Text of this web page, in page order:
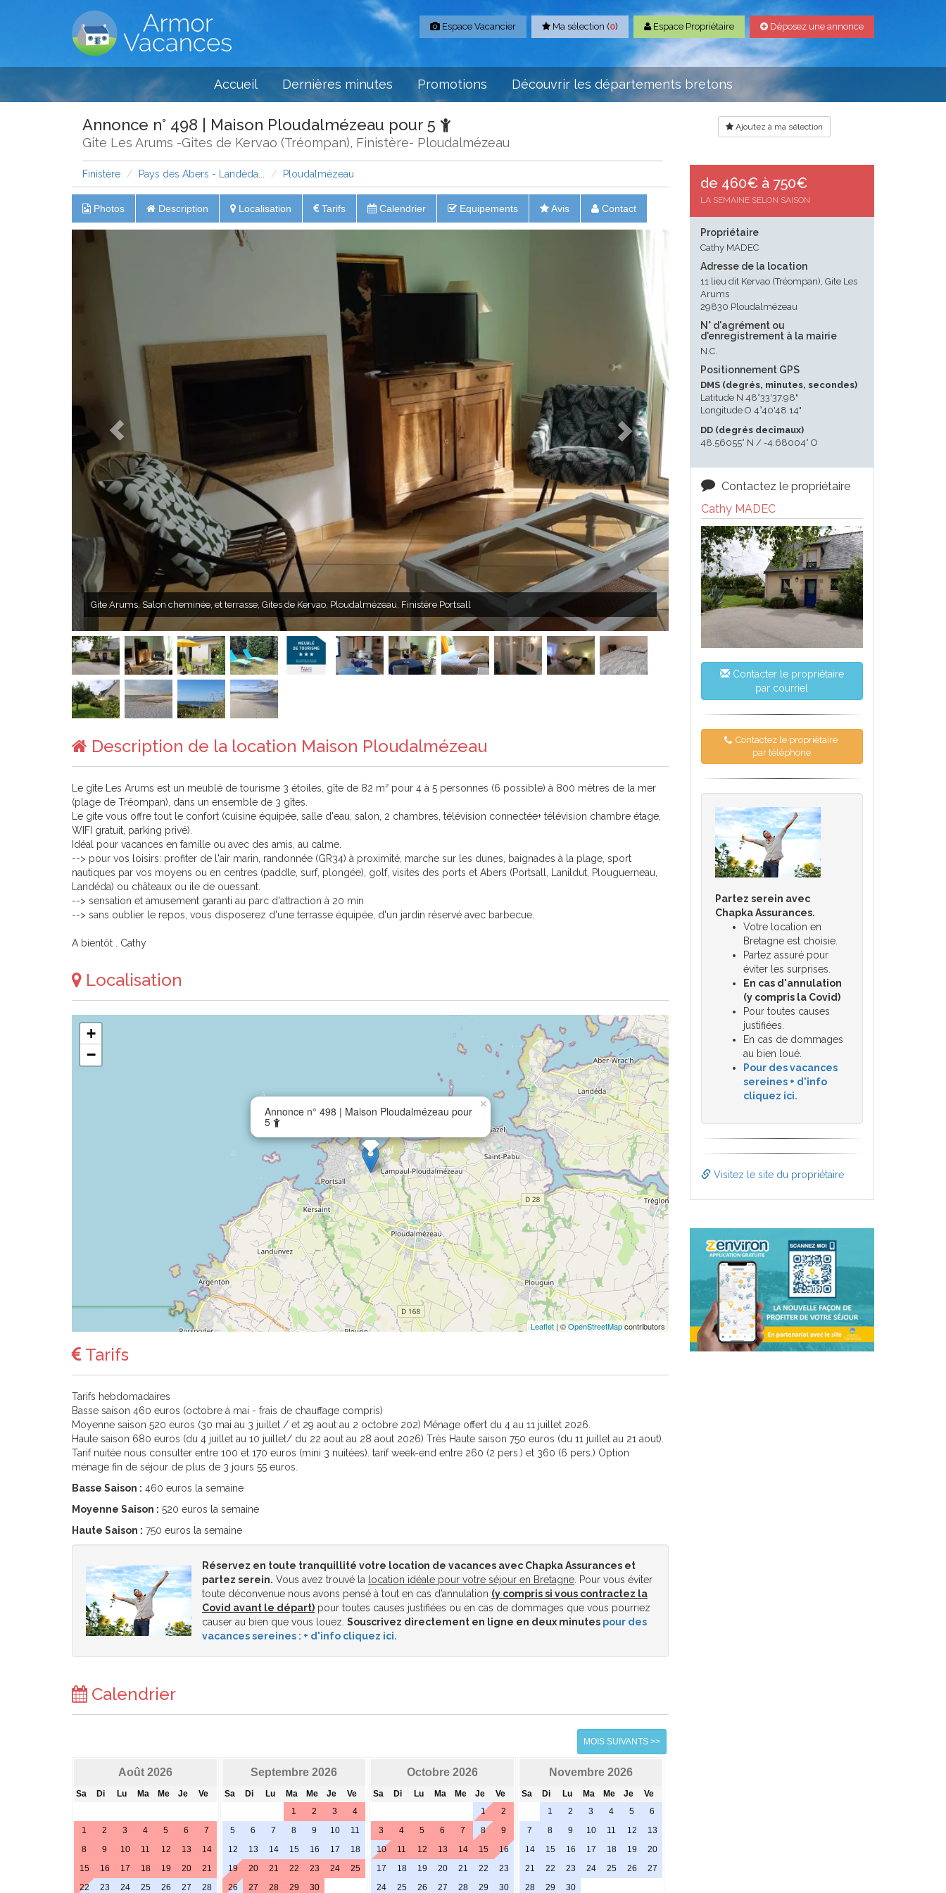
Espace Vacancier Ma sélection (0) Espace Propriétaire Déposez une annonce
Accueil Dernières minutes Promotions Découvrir les départements bretons
Annonce n° 498 | Maison Ploudalmézeau pour 5
Gite Les Arums -Gites de Kervao (Tréompan), Finistère- Ploudalmézeau
Ajoutez à ma sélection
Finistère Pays des Abers - Landéda... Ploudalmézeau
Photos Description Localisation Tarifs Calendrier Equipements Avis Contact
Gite Arums, Salon cheminée, et terrasse, Gites de Kervao, Ploudalmézeau, Finistère Portsall
Description de la location Maison Ploudalmézeau
Le gîte Les Arums est un meublé de tourisme 3 étoiles, gîte de 82 m² pour 4 à 5 personnes (6 possible) à 800 mètres de la mer
(plage de Tréompan), dans un ensemble de 3 gîtes.
Le gite vous offre tout le confort (cuisine équipée, salle d'eau, salon, 2 chambres, télévision connectée+ télévision chambre étage,
WIFI gratuit, parking privé).
Idéal pour vacances en famille ou avec des amis, au calme.
--> pour vos loisirs: profiter de l'air marin, randonnée (GR34) à proximité, marche sur les dunes, baignades à la plage, sport
nautiques par vos moyens ou en centres (paddle, surf, plongée), golf, visites des ports et Abers (Portsall, Lanildut, Plouguerneau,
Landéda) ou châteaux ou ile de ouessant.
--> sensation et amusement garanti au parc d'attraction à 20 min
--> sans oublier le repos, vous disposerez d'une terrasse équipée, d'un jardin réservé avec barbecue.
A bientôt . Cathy
Localisation
Annonce n° 498 | Maison Ploudalmézeau pour
5
×
+
−
Leaflet| ©OpenStreetMapcontributors
Tarifs
Tarifs hebdomadaires
Basse saison 460 euros (octobre à mai - frais de chauffage compris)
Moyenne saison 520 euros (30 mai au 3 juillet / et 29 aout au 2 octobre 202) Ménage offert du 4 au 11 juillet 2026.
Haute saison 680 euros (du 4 juillet au 10 juillet/ du 22 aout au 28 aout 2026) Très Haute saison 750 euros (du 11 juillet au 21 aout).
Tarif nuitée nous consulter entre 100 et 170 euros (mini 3 nuitées). tarif week-end entre 260 (2 pers.) et 360 (6 pers.) Option
ménage fin de séjour de plus de 3 jours 55 euros.
Basse Saison : 460 euros la semaine
Moyenne Saison : 520 euros la semaine
Haute Saison : 750 euros la semaine
Réservez en toute tranquillité votre location de vacances avec Chapka Assurances et
partez serein. Vous avez trouvé la location idéale pour votre séjour en Bretagne . Pour vous éviter
toute déconvenue nous avons pensé à tout en cas d’annulation (y compris si vous contractez la
Covid avant le départ) pour toutes causes justifiées ou en cas de dommages que vous pourriez
causer au bien que vous louez. Souscrivez directement en ligne en deux minutes pour des
vacances sereines : + d'info cliquez ici.
Calendrier
MOIS SUIVANTS >>
Août 2026
Sa Di Lu Ma Me Je Ve
1 2 3 4 5 6
7
8
9 10 11 12 13
14
15
16 17 18 19 20
21
22
23 24 25 26 27
28
Septembre 2026
Sa Di Lu Ma Me Je
Ve
1
2 3
4
5
6 7 8 9 10
11
12
13 14 15 16 17
18
19
20 21 22 23 24
25
26
27 28 29 30
Octobre 2026
Sa Di Lu Ma Me Je
Ve
1
2
3
4 5 6 7 8
9
10
11 12 13 14 15
16
17
18 19 20 21 22
23
24
25 26 27 28 29
30
Novembre 2026
Sa Di Lu Ma Me Je
Ve
1
2 3 4 5
6
7
8 9 10 11 12
13
14
15 16 17 18 19
20
21
22 23 24 25 26
27
28
29 30
de 460€ à 750€
LA SEMAINE SELON SAISON
Propriétaire
Cathy MADEC
Adresse de la location
11 lieu dit Kervao (Tréompan), Gite Les
Arums
29830 Ploudalmézeau
N° d'agrément ou
d'enregistrement à la mairie
N.C.
Positionnement GPS
DMS (degrés, minutes, secondes)
Latitude N 48°33'37.98"
Longitude O 4°40'48.14"
DD (degrés decimaux)
48.56055° N / -4.68004° O
Contactez le propriétaire
Cathy MADEC
Contacter le propriétaire
par courriel
Contactez le propriétaire
par téléphone
Partez serein avec
Chapka Assurances.
Votre location en
Bretagne est choisie.
Partez assuré pour
éviter les surprises.
En cas d'annulation
(y compris la Covid)
Pour toutes causes
justifiées.
En cas de dommages
au bien loué.
Pour des vacances
sereines + d'info
cliquez ici.
Visitez le site du propriétaire